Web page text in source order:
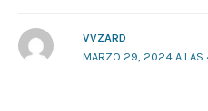
VVZARD
MARZO 29, 2024 A LAS